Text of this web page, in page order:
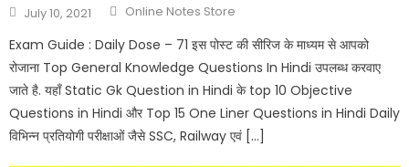
July 10, 2021 Online Notes Store
Exam Guide : Daily Dose – 71 इस पोस्ट की सीरिज के माध्यम से आपको
रोजाना Top General Knowledge Questions In Hindi उपलब्ध करवाए
जाते है. यहाँ Static Gk Question in Hindi के top 10 Objective
Questions in Hindi और Top 15 One Liner Questions in Hindi Daily
विभिन्न प्रतियोगी परीक्षाओं जैसे SSC, Railway एवं […]